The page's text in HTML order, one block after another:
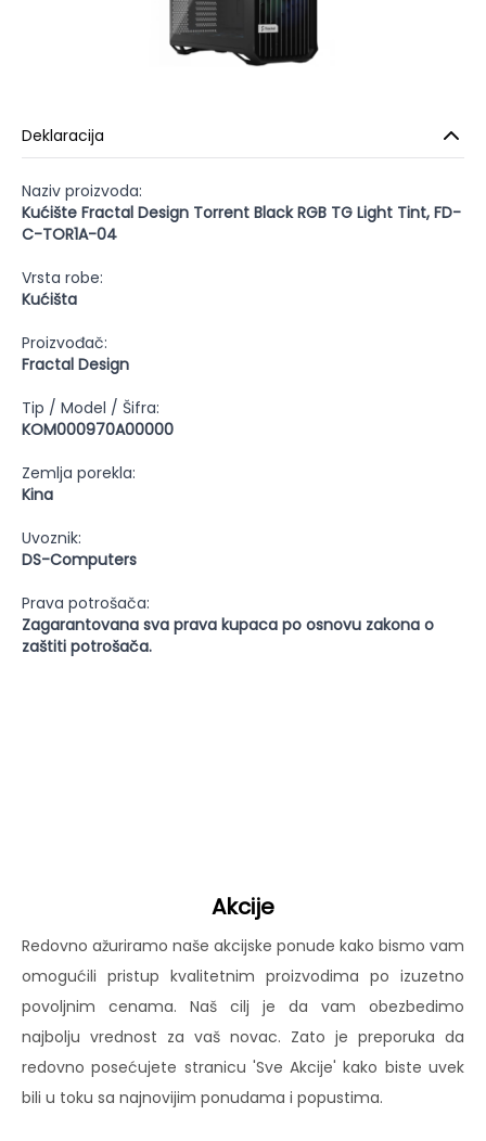
Deklaracija
Naziv proizvoda:
Kućište Fractal Design Torrent Black RGB TG Light Tint, FD-
C-TOR1A-04
Vrsta robe:
Kućišta
Proizvođač:
Fractal Design
Tip / Model / Šifra:
KOM000970A00000
Zemlja porekla:
Kina
Uvoznik:
DS-Computers
Prava potrošača:
Zagarantovana sva prava kupaca po osnovu zakona o
zaštiti potrošača.
Akcije
Redovno ažuriramo naše akcijske ponude kako bismo vam
omogućili pristup kvalitetnim proizvodima po izuzetno
povoljnim cenama. Naš cilj je da vam obezbedimo
najbolju vrednost za vaš novac. Zato je preporuka da
redovno posećujete stranicu 'Sve Akcije' kako biste uvek
bili u toku sa najnovijim ponudama i popustima.